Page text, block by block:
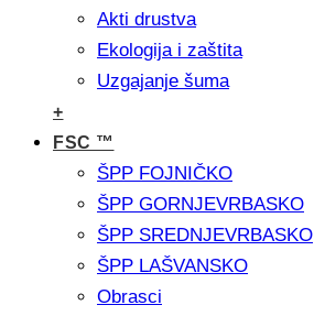
Akti drustva
Ekologija i zaštita
Uzgajanje šuma
+
FSC ™
ŠPP FOJNIČKO
ŠPP GORNJEVRBASKO
ŠPP SREDNJEVRBASKO
ŠPP LAŠVANSKO
Obrasci